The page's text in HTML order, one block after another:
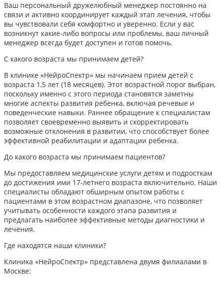
Ваш персональный дружелюбный менеджер постоянно на
связи и активно координирует каждый этап лечения, чтобы
вы чувствовали себя комфортно и уверенно. Если у вас
возникнут какие-либо вопросы или проблемы, ваш личный
менеджер всегда будет доступен и готов помочь.
С какого возраста мы принимаем детей?
В клинике «НейроСпектр» мы начинаем прием детей с
возраста 1,5 лет (18 месяцев). Этот возрастной порог выбран,
поскольку именно с этого периода становятся заметны
многие аспекты развития ребенка, включая речевые и
поведенческие навыки. Раннее обращение к специалистам
позволяет своевременно выявить и скорректировать
возможные отклонения в развитии, что способствует более
эффективной реабилитации и адаптации ребенка.​
До какого возраста мы принимаем пациентов?
Мы предоставляем медицинские услуги детям и подросткам
до достижения ими 17-летнего возраста включительно. Наши
специалисты обладают обширным опытом работы с
пациентами в этом возрастном диапазоне, что позволяет
учитывать особенности каждого этапа развития и
предлагать наиболее эффективные методы диагностики и
лечения.​
Где находятся наши клиники?
Клиника «НейроСпектр» представлена двумя филиалами в
Москве:​